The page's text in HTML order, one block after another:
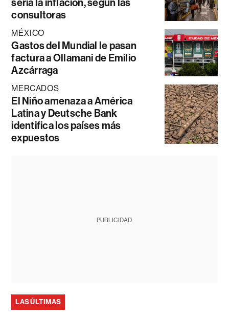
consultoras
MÉXICO
Gastos del Mundial le pasan
factura a Ollamani de Emilio
Azcárraga
MERCADOS
El Niño amenaza a América
Latina y Deutsche Bank
identifica los países más
expuestos
PUBLICIDAD
LAS ÚLTIMAS